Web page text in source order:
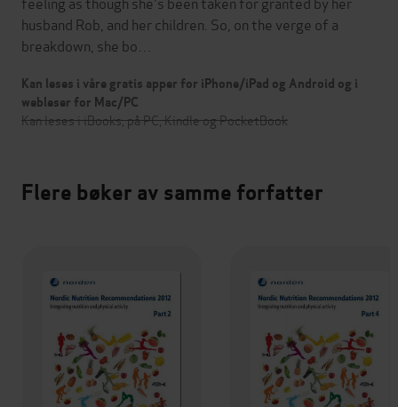
husband Rob, and her children. So, on the verge of a
breakdown, she bo…
Kan leses i våre gratis apper for iPhone/iPad og Android og i
webleser for Mac/PC
Kan leses i iBooks, på PC, Kindle og PocketBook
Flere bøker av samme forfatter